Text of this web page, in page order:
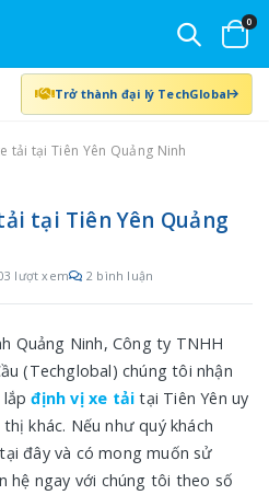
0
Trở thành đại lý TechGlobal
tải tại Tiên Yên Quảng Ninh
tại Tiên Yên Quảng
lượt xem 2 bình luận
Quảng Ninh, Công ty TNHH
(Techglobal) chúng tôi nhận
lắpđịnh vị xe tảitại Tiên Yên uy
khác. Nếu như quý khách
đây và có mong muốn sử
hệ ngay với chúng tôi theo số